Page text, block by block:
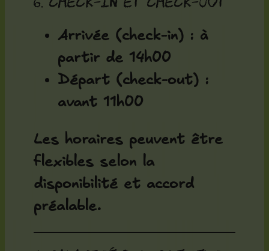
Arrivée (check-in) : à
partir de 14h00
Départ (check-out) :
avant 11h00
Les horaires peuvent être
flexibles selon la
disponibilité et accord
préalable.